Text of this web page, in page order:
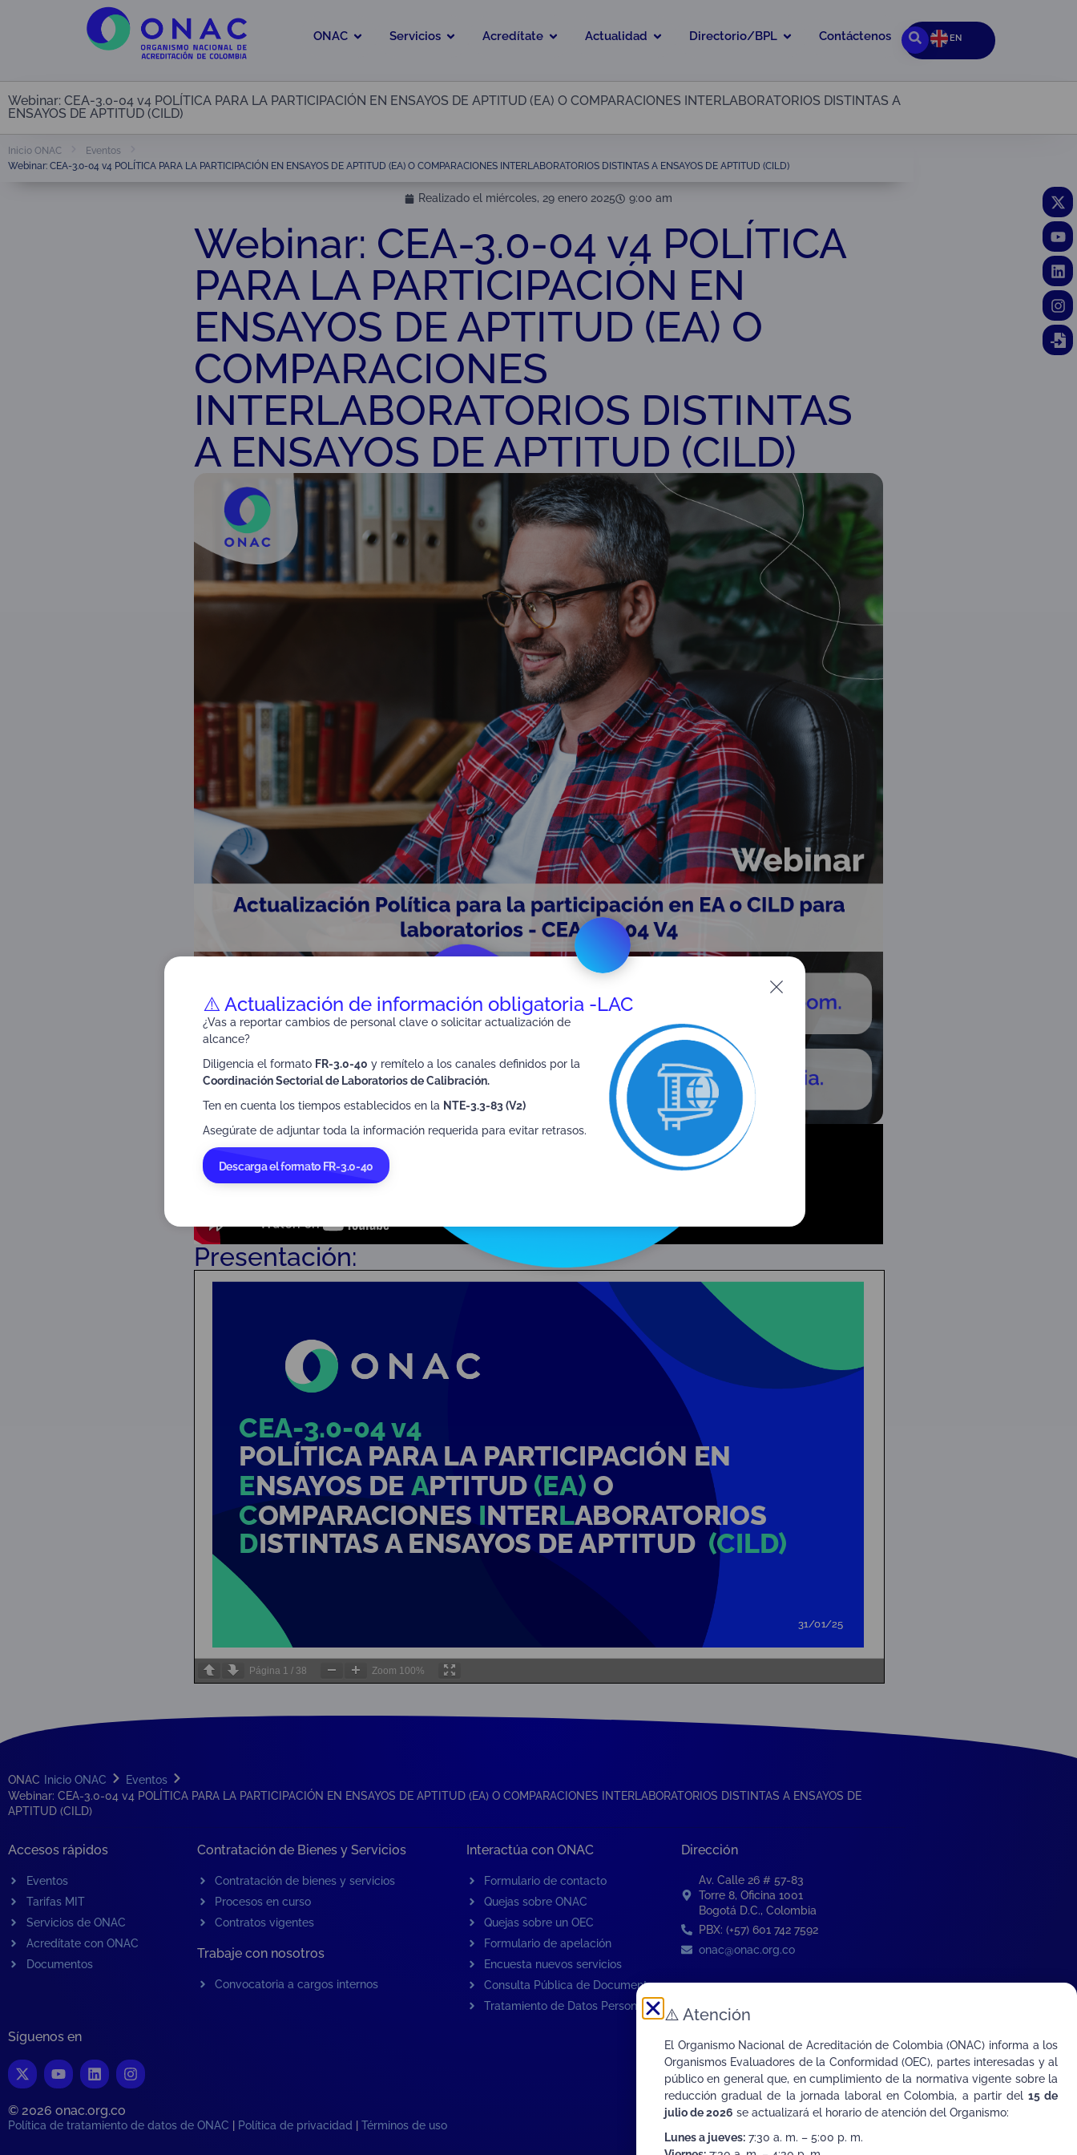
ONAC Servicios Acredítate Actualidad Directorio/BPL Contáctenos EN
Webinar: CEA-3.0-04 v4 POLÍTICA PARA LA PARTICIPACIÓN EN ENSAYOS DE APTITUD (EA) O COMPARACIONES INTERLABORATORIOS DISTINTAS A
ENSAYOS DE APTITUD (CILD)
Inicio ONAC
Eventos
Webinar: CEA-3.0-04 v4 POLÍTICA PARA LA PARTICIPACIÓN EN ENSAYOS DE APTITUD (EA) O COMPARACIONES INTERLABORATORIOS DISTINTAS A ENSAYOS DE APTITUD (CILD)
Realizado el miércoles, 29 enero 2025 9:00 am
Webinar: CEA-3.0-04 v4 POLÍTICA
PARA LA PARTICIPACIÓN EN
ENSAYOS DE APTITUD (EA) O
COMPARACIONES
INTERLABORATORIOS DISTINTAS
A ENSAYOS DE APTITUD (CILD)
Presentación:
Página 1 / 38 Zoom 100%
ONAC Inicio ONAC
Eventos
Webinar: CEA-3.0-04 v4 POLÍTICA PARA LA PARTICIPACIÓN EN ENSAYOS DE APTITUD (EA) O COMPARACIONES INTERLABORATORIOS DISTINTAS A ENSAYOS DE
APTITUD (CILD)
Accesos rápidos
Eventos
Tarifas MIT
Servicios de ONAC
Acredítate con ONAC
Documentos
Contratación de Bienes y Servicios
Contratación de bienes y servicios
Procesos en curso
Contratos vigentes
Trabaje con nosotros
Convocatoria a cargos internos
Interactúa con ONAC
Formulario de contacto
Quejas sobre ONAC
Quejas sobre un OEC
Formulario de apelación
Encuesta nuevos servicios
Consulta Pública de Documentos
Tratamiento de Datos Personales
Dirección
Av. Calle 26 # 57-83
Torre 8, Oficina 1001
Bogotá D.C., Colombia
PBX: (+57) 601 742 7592
onac@onac.org.co
Síguenos en
© 2026 onac.org.co​
Política de tratamiento de datos de ONAC Política de privacidad Términos de uso
⚠️ Actualización de información obligatoria -LAC
¿Vas a reportar cambios de personal clave o solicitar actualización de
alcance?
Diligencia el formato FR-3.0-40 y remítelo a los canales definidos por la
Coordinación Sectorial de Laboratorios de Calibración.
Ten en cuenta los tiempos establecidos en la NTE-3.3-83 (V2)
Asegúrate de adjuntar toda la información requerida para evitar retrasos.
Descarga el formato FR-3.0-40
⚠️ Atención
El Organismo Nacional de Acreditación de Colombia (ONAC) informa a los
Organismos Evaluadores de la Conformidad (OEC), partes interesadas y al
público en general que, en cumplimiento de la normativa vigente sobre la
reducción gradual de la jornada laboral en Colombia, a partir del15 de
julio de 2026 se actualizará el horario de atención del Organismo:
Lunes a jueves:7:30 a. m. – 5:00 p. m.